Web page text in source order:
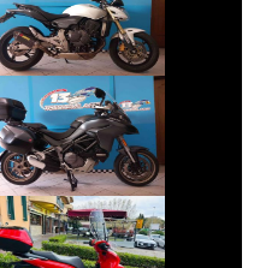
HONDA HORNET
DUCATI
MULTISTRADA
€ 11.690 €
HONDA SH
€ 3.490 €